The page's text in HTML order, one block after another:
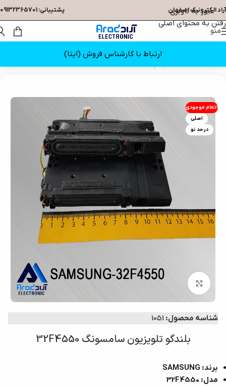
عبور به ناوبری
رفتن به محتوای اصلی
آراد الکترونیک اصفهان پشتیبانی: 09132365701
منو
ارتباط با کارشناس فروش (ایتا)
اتمام موجودی
اصلی
در حد نو
بزرگنمایی تصویر
شناسه محصول: 1051
بلندگو تلویزیون سامسونگ 32F4550
برند: SAMSUNG
مدل: 32F4550